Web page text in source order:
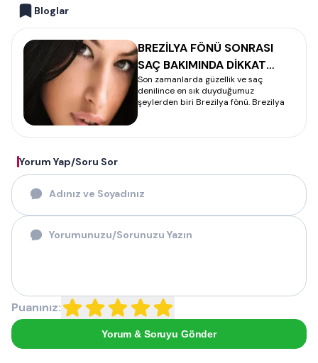
Bloglar
BREZİLYA FÖNÜ SONRASI
SAÇ BAKIMINDA DİKKAT
EDİLMESİ GEREKENLER –
BREZİLYA FÖNÜ
Son zamanlarda güzellik ve saç
denilince en sık duyduğumuz
şeylerden biri Brezilya fönü. Brezilya
Yorum Yap/Soru Sor
Puanınız:
Yorum & Soruyu Gönder